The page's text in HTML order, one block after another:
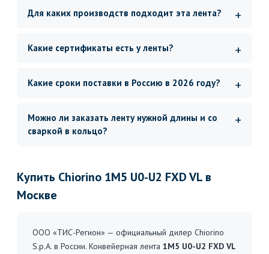
Для каких производств подходит эта лента?
Какие сертификаты есть у ленты?
Какие сроки поставки в Россию в 2026 году?
Можно ли заказать ленту нужной длины и со
сваркой в кольцо?
Купить Chiorino 1M5 U0-U2 FXD VL в
Москве
ООО «ТИС-Регион» — официальный дилер Chiorino
S.p.A. в России. Конвейерная лента 1M5 U0-U2 FXD VL